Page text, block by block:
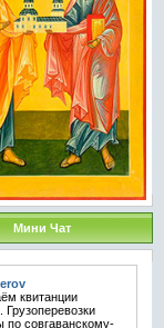
Мини Чат